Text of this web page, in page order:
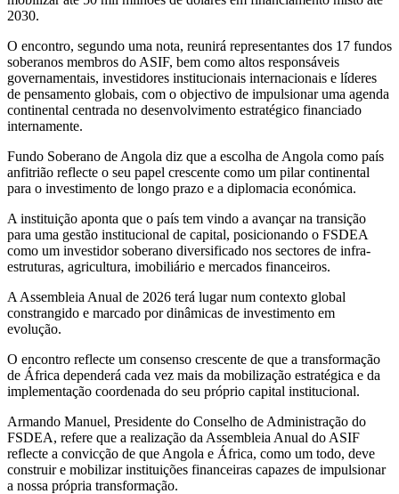
2030.
O encontro, segundo uma nota, reunirá representantes dos 17 fundos
soberanos membros do ASIF, bem como altos responsáveis
governamentais, investidores institucionais internacionais e líderes
de pensamento globais, com o objectivo de impulsionar uma agenda
continental centrada no desenvolvimento estratégico financiado
internamente.
Fundo Soberano de Angola diz que a escolha de Angola como país
anfitrião reflecte o seu papel crescente como um pilar continental
para o investimento de longo prazo e a diplomacia económica.
A instituição aponta que o país tem vindo a avançar na transição
para uma gestão institucional de capital, posicionando o FSDEA
como um investidor soberano diversificado nos sectores de infra-
estruturas, agricultura, imobiliário e mercados financeiros.
A Assembleia Anual de 2026 terá lugar num contexto global
constrangido e marcado por dinâmicas de investimento em
evolução.
O encontro reflecte um consenso crescente de que a transformação
de África dependerá cada vez mais da mobilização estratégica e da
implementação coordenada do seu próprio capital institucional.
Armando Manuel, Presidente do Conselho de Administração do
FSDEA, refere que a realização da Assembleia Anual do ASIF
reflecte a convicção de que Angola e África, como um todo, deve
construir e mobilizar instituições financeiras capazes de impulsionar
a nossa própria transformação.